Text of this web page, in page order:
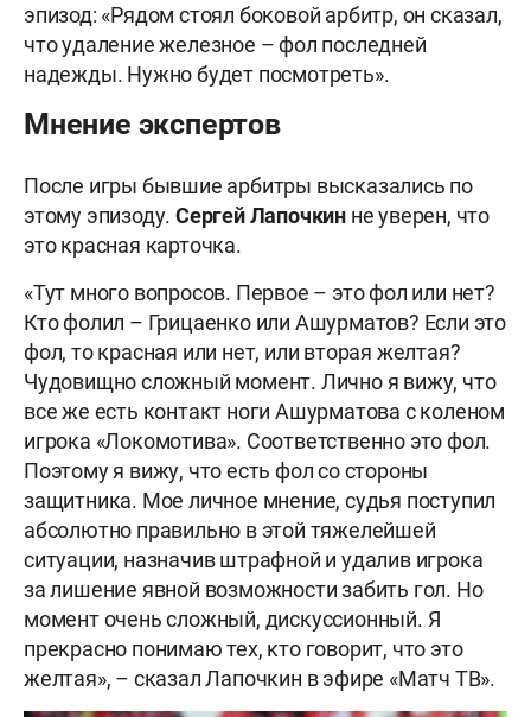
эпизод: «Рядом стоял боковой арбитр, он сказал,
что удаление железное – фол последней
надежды. Нужно будет посмотреть».
Мнение экспертов
После игры бывшие арбитры высказались по
этому эпизоду. Сергей Лапочкин не уверен, что
это красная карточка.
«Тут много вопросов. Первое – это фол или нет?
Кто фолил – Грицаенко или Ашурматов? Если это
фол, то красная или нет, или вторая желтая?
Чудовищно сложный момент. Лично я вижу, что
все же есть контакт ноги Ашурматова с коленом
игрока «Локомотива». Соответственно это фол.
Поэтому я вижу, что есть фол со стороны
защитника. Мое личное мнение, судья поступил
абсолютно правильно в этой тяжелейшей
ситуации, назначив штрафной и удалив игрока
за лишение явной возможности забить гол. Но
момент очень сложный, дискуссионный. Я
прекрасно понимаю тех, кто говорит, что это
желтая», – сказал Лапочкин в эфире «Матч ТВ».